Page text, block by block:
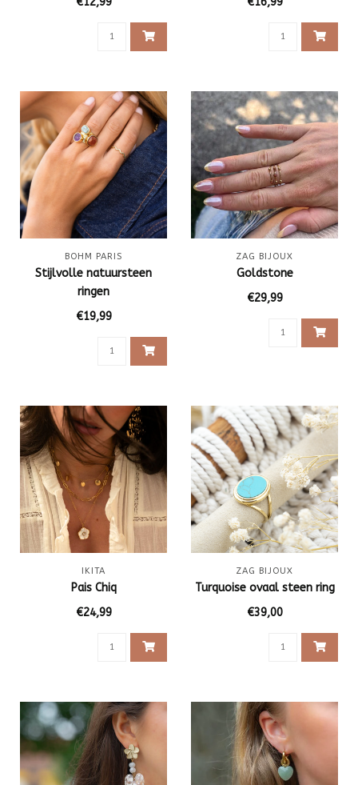
BOHM PARIS
Stijlvolle natuursteen
ringen
€19,99
ZAG BIJOUX
Goldstone
€29,99
IKITA
Pais Chiq
€24,99
ZAG BIJOUX
Turquoise ovaal steen ring
€39,00